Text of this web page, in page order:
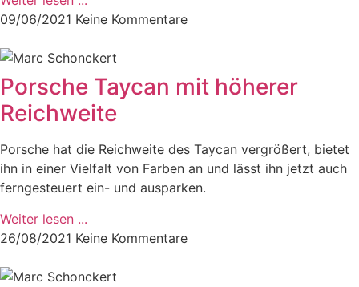
09/06/2021 Keine Kommentare
Porsche Taycan mit höherer
Reichweite
Porsche hat die Reichweite des Taycan vergrößert, bietet
ihn in einer Vielfalt von Farben an und lässt ihn jetzt auch
ferngesteuert ein- und ausparken.
Weiter lesen ...
26/08/2021 Keine Kommentare